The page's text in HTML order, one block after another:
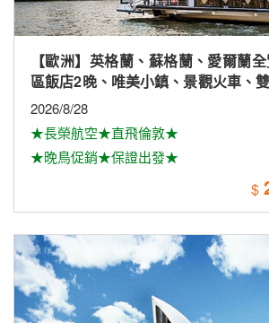
【歐洲】英格蘭、蘇格蘭、愛爾蘭
區飯店2晚、唯美小鎮、景觀火車、
雙大學城、下午茶
2026/8/28
★長榮航空★直飛倫敦★
★晚鳥促銷★保證出發★
$